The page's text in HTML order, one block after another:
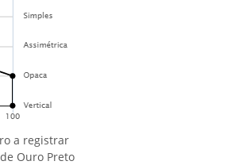
a registrar
Ouro Preto